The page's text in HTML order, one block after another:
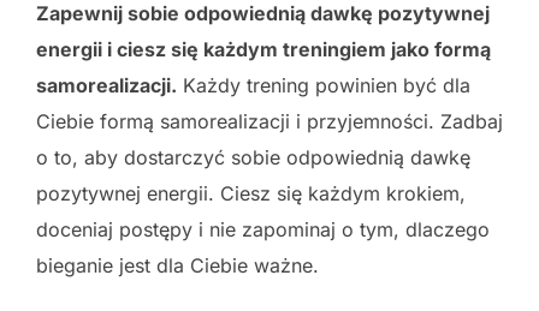
Zapewnij sobie odpowiednią dawkę pozytywnej
energii i ciesz się każdym treningiem jako formą
samorealizacji. Każdy trening powinien być dla
Ciebie formą samorealizacji i przyjemności. Zadbaj
o to, aby dostarczyć sobie odpowiednią dawkę
pozytywnej energii. Ciesz się każdym krokiem,
doceniaj postępy i nie zapominaj o tym, dlaczego
bieganie jest dla Ciebie ważne.